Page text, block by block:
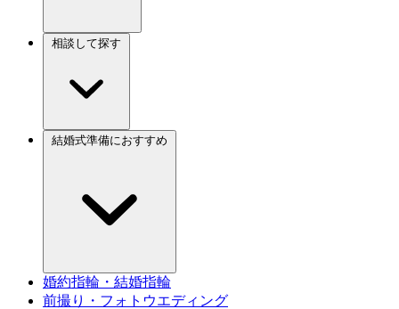
婚約指輪・結婚指輪
前撮り・フォトウエディング